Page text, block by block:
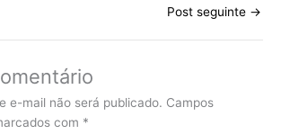
Post seguinte →
e-mail não será publicado. Campos
com *